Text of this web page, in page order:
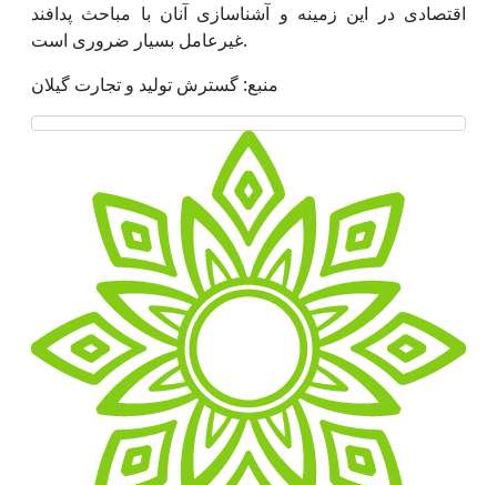
اقتصادی در این زمینه و آشناسازی آنان با مباحث پدافند
غیرعامل بسیار ضروری است.
منبع: گسترش تولید و تجارت گیلان